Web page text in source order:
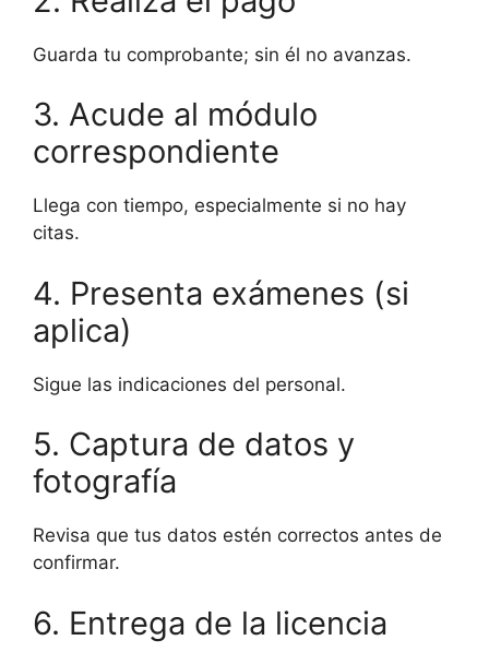
Guarda tu comprobante; sin él no avanzas.
3. Acude al módulo
correspondiente
Llega con tiempo, especialmente si no hay
citas.
4. Presenta exámenes (si
aplica)
Sigue las indicaciones del personal.
5. Captura de datos y
fotografía
Revisa que tus datos estén correctos antes de
confirmar.
6. Entrega de la licencia